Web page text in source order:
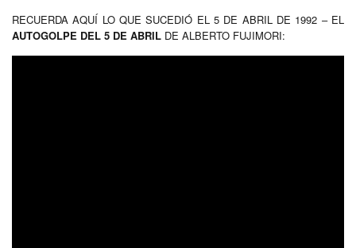
RECUERDA AQUÍ LO QUE SUCEDIÓ EL 5 DE ABRIL DE 1992 – EL
AUTOGOLPE DEL 5 DE ABRIL DE ALBERTO FUJIMORI: